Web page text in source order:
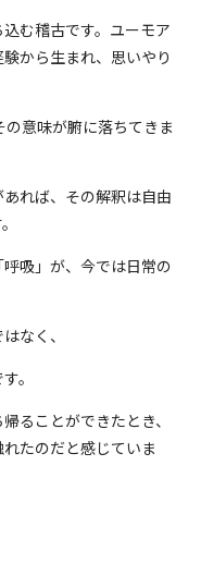
込む稽古です。ユーモア
から生まれ、思いやり
意味が腑に落ちてきま
れば、その解釈は自由
吸」が、今では日常の
なく、
。
ることができたとき、
たのだと感じていま